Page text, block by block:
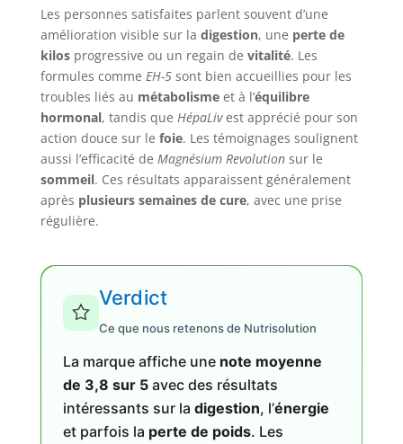
Les personnes satisfaites parlent souvent d’une
amélioration visible sur la digestion, une perte de
kilosprogressive ou un regain de vitalité. Les
formules comme EH-5sont bien accueillies pour les
troubles liés au métabolismeet à l’équilibre
hormonal, tandis que HépaLivest apprécié pour son
action douce sur le foie. Les témoignages soulignent
aussi l’efficacité de Magnésium Revolutionsur le
sommeil. Ces résultats apparaissent généralement
après plusieurs semaines de cure, avec une prise
régulière.
Verdict
Ce que nous retenons de Nutrisolution
La marque affiche une note moyenne
de 3,8 sur 5avec des résultats
intéressants sur la digestion, l’énergie
et parfois la perte de poids. Les